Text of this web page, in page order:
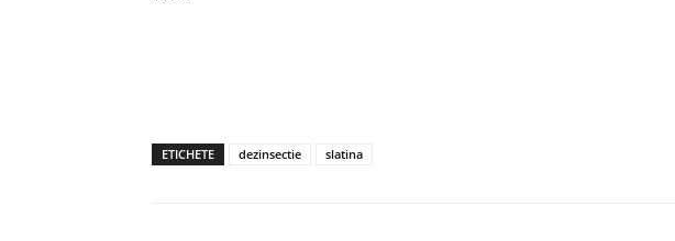
ETICHETE dezinsectie slatina